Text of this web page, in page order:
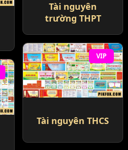
Tài nguyên
trường THPT
VIP
Tài nguyên THCS